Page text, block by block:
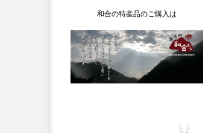
和合の特産品のご購入は